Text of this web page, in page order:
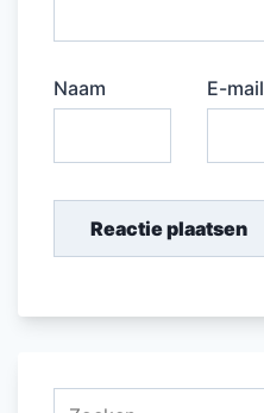
Naam E-mail